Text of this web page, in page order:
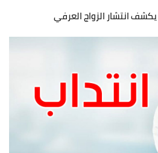
انتشار الزواج العرفي